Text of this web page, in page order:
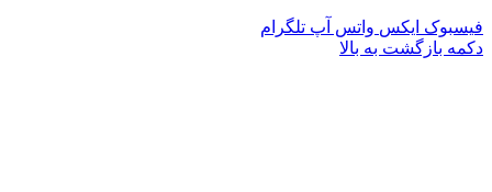
فیسبوک ایکس واتس آپ تلگرام
دکمه بازگشت به بالا